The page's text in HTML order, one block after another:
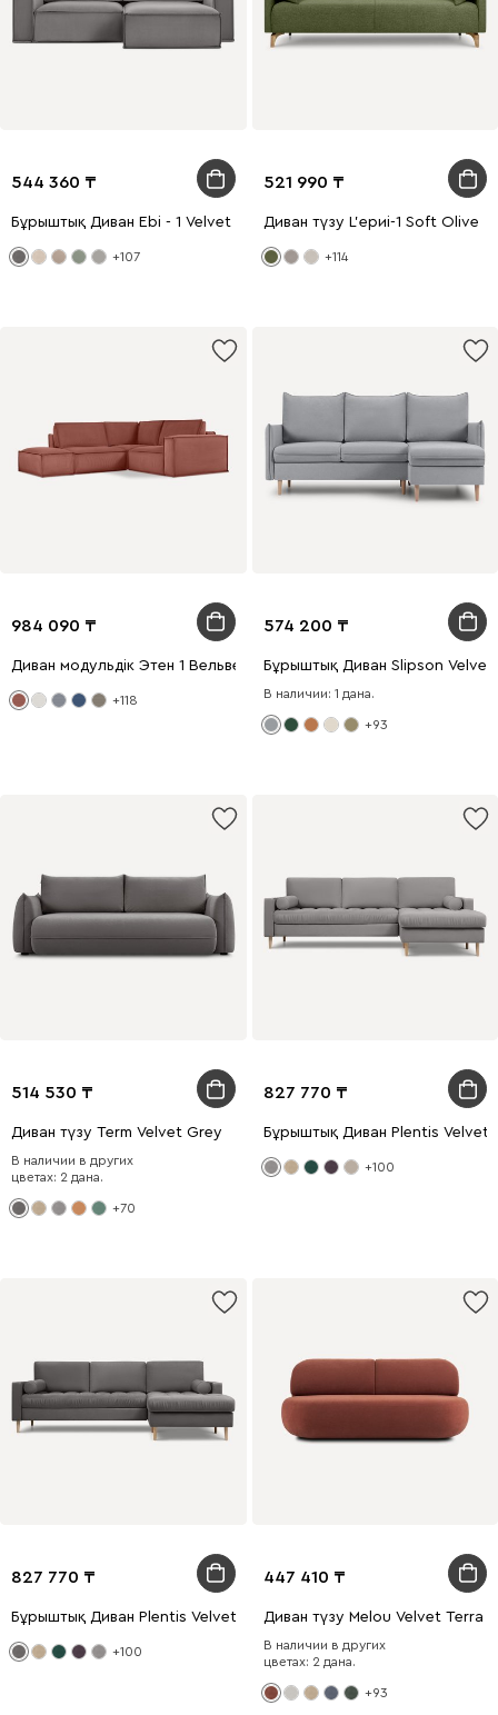
544 360
Бұрыштық Диван Ebi - 1 Velvet Grey
+107
521 990
Диван түзу L'ериi-1 Soft Olive
+114
984 090
Диван модульдік Этен 1 Вельвет Терракотовый
+118
574 200
Бұрыштық Диван Slipson Velvet
В наличии: 1 дана.
+93
514 530
Диван түзу Term Velvet Grey
В наличии в других
цветах: 2 дана.
+70
827 770
Бұрыштық Диван Plentis Velvet
+100
827 770
Бұрыштық Диван Plentis Velvet Grey
+100
447 410
Диван түзу Melou Velvet Terra
В наличии в других
цветах: 2 дана.
+93